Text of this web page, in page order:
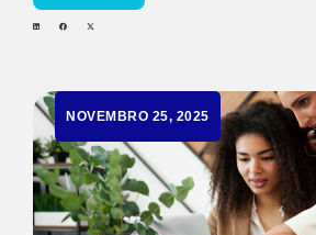
NOVEMBRO 25, 2025